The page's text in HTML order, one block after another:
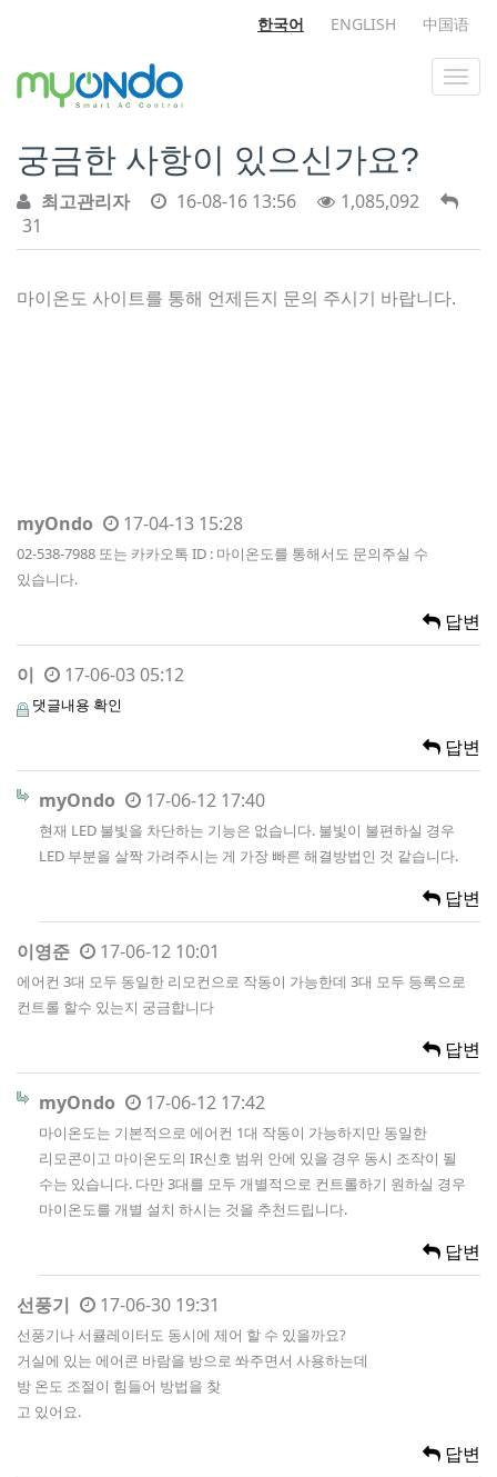
한국어 ENGLISH 中国语
궁금한 사항이 있으신가요?
최고관리자 16-08-16 13:56
1,085,092
31
마이온도 사이트를 통해 언제든지 문의 주시기 바랍니다.
myOndo 17-04-13 15:28
02-538-7988 또는 카카오톡 ID : 마이온도를 통해서도 문의주실 수
있습니다.
답변
이 17-06-03 05:12
댓글내용 확인
답변
myOndo 17-06-12 17:40
현재 LED 불빛을 차단하는 기능은 없습니다. 불빛이 불편하실 경우
LED 부분을 살짝 가려주시는 게 가장 빠른 해결방법인 것 같습니다.
답변
이영준 17-06-12 10:01
에어컨 3대 모두 동일한 리모컨으로 작동이 가능한데 3대 모두 등록으로
컨트롤 할수 있는지 궁금합니다
답변
myOndo 17-06-12 17:42
마이온도는 기본적으로 에어컨 1대 작동이 가능하지만 동일한
리모콘이고 마이온도의 IR신호 범위 안에 있을 경우 동시 조작이 될
수는 있습니다. 다만 3대를 모두 개별적으로 컨트롤하기 원하실 경우
마이온도를 개별 설치 하시는 것을 추천드립니다.
답변
선풍기 17-06-30 19:31
선풍기나 서큘레이터도 동시에 제어 할 수 있을까요?
거실에 있는 에어콘 바람을 방으로 쏴주면서 사용하는데
방 온도 조절이 힘들어 방법을 찾
고 있어요.
답변